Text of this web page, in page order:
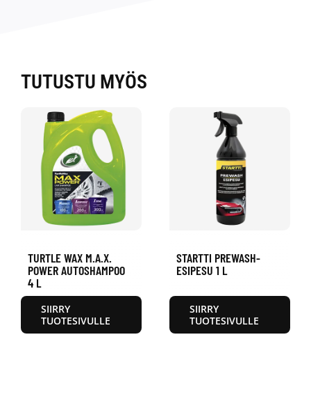
TUTUSTU MYÖS
TURTLE WAX M.A.X.
POWER AUTOSHAMPOO
4 L
SIIRRY
TUOTESIVULLE
STARTTI PREWASH-
ESIPESU 1 L
SIIRRY
TUOTESIVULLE